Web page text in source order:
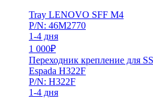
Tray LENOVO SFF M4
P/N: 46M2770
1-4 дня
1 000₽
Переходник крепление для
Espada H322F
P/N: H322F
1-4 дня